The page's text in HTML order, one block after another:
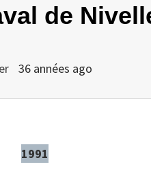
de
36 années ago
1991